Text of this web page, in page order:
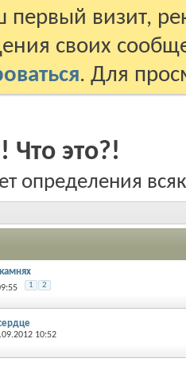
первый визит,
своих
. Для
Что это?!
определения
1 2
10:52